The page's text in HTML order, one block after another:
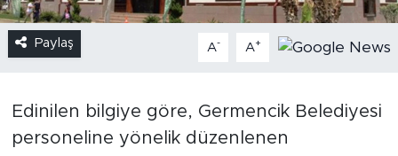
Paylaş A- A+
Edinilen bilgiye göre, Germencik Belediyesi
personeline yönelik düzenlenen